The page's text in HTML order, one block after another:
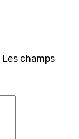
Les champs